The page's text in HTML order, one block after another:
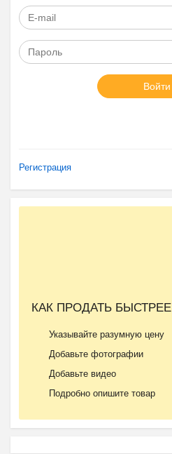
Войти
Регистрация
КАК ПРОДАТЬ БЫСТРЕЕ
Указывайте разумную цену
Добавьте фотографии
Добавьте видео
Подробно опишите товар